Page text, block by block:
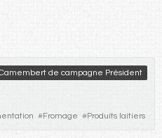
de campagne Président
#Fromage #Produits laitiers